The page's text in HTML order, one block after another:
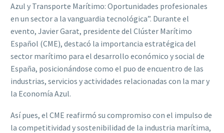
Azul y Transporte Marítimo: Oportunidades profesionales
en un sector a la vanguardia tecnológica”. Durante el
evento, Javier Garat, presidente del Clúster Marítimo
Español (CME), destacó la importancia estratégica del
sector marítimo para el desarrollo económico y social de
España, posicionándose como el puo de encuentro de las
industrias, servicios y actividades relacionadas con la mar y
la Economía Azul.
Así pues, el CME reafirmó su compromiso con el impulso de
la competitividad y sostenibilidad de la industria marítima,